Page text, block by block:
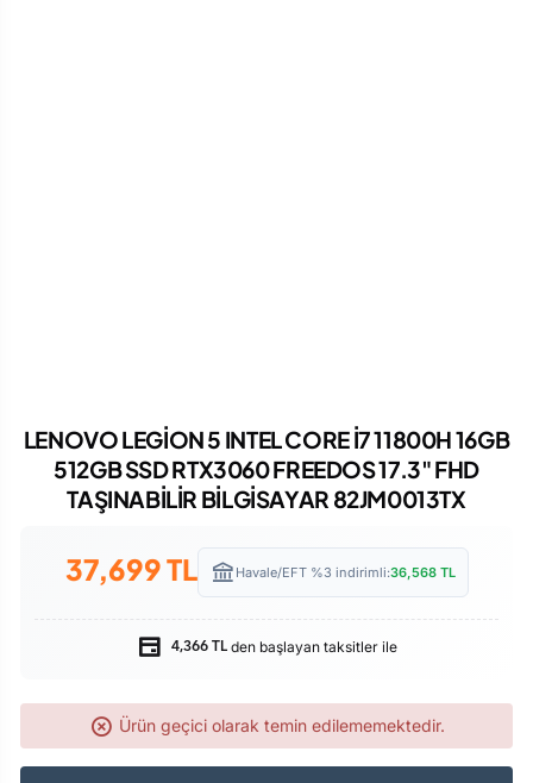
LENOVO LEGİON 5 INTEL CORE İ7 11800H 16GB
512GB SSD RTX3060 FREEDOS 17.3" FHD
TAŞINABİLİR BİLGİSAYAR 82JM0013TX
37,699TL Havale/EFT %3 indirimli:36,568TL
4,366 TLden başlayan taksitler ile
Ürün geçici olarak temin edilememektedir.